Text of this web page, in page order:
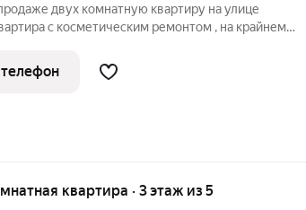
двух комнатную квартиру на улице
с косметическим ремонтом , на крайнем
В самом районе хорошо развита
: Школа,
квартира · 3 этаж из 5